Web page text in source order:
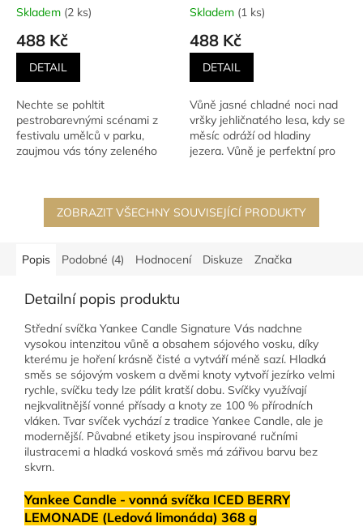
Skladem (2 ks)
488 Kč
DETAIL
Nechte se pohltit
pestrobarevnými scénami z
festivalu umělců v parku,
zaujmou vás tóny zeleného
368 g
Skladem (1 ks)
488 Kč
DETAIL
Vůně jasné chladné noci nad
vršky jehličnatého lesa, kdy se
měsíc odráží od hladiny
jezera. Vůně je perfektní pro
ZOBRAZIT VŠECHNY SOUVISEJÍCÍ PRODUKTY
Popis Podobné (4) Hodnocení Diskuze Značka
Detailní popis produktu
Střední svíčka Yankee Candle Signature Vás nadchne
vysokou intenzitou vůně a obsahem sójového vosku, díky
kterému je hoření krásně čisté a vytváří méně sazí. Hladká
směs se sójovým voskem a dvěmi knoty vytvoří jezírko velmi
rychle, svíčku tedy lze pálit kratší dobu. Svíčky využívají
nejkvalitnější vonné přísady a knoty ze 100 % přírodních
vláken. Tvar svíček vychází z tradice Yankee Candle, ale je
modernější. Půvabné etikety jsou inspirované ručními
ilustracemi a hladká vosková směs má zářivou barvu bez
skvrn.
Yankee Candle - vonná svíčka ICED BERRY
LEMONADE (Ledová limonáda) 368 g